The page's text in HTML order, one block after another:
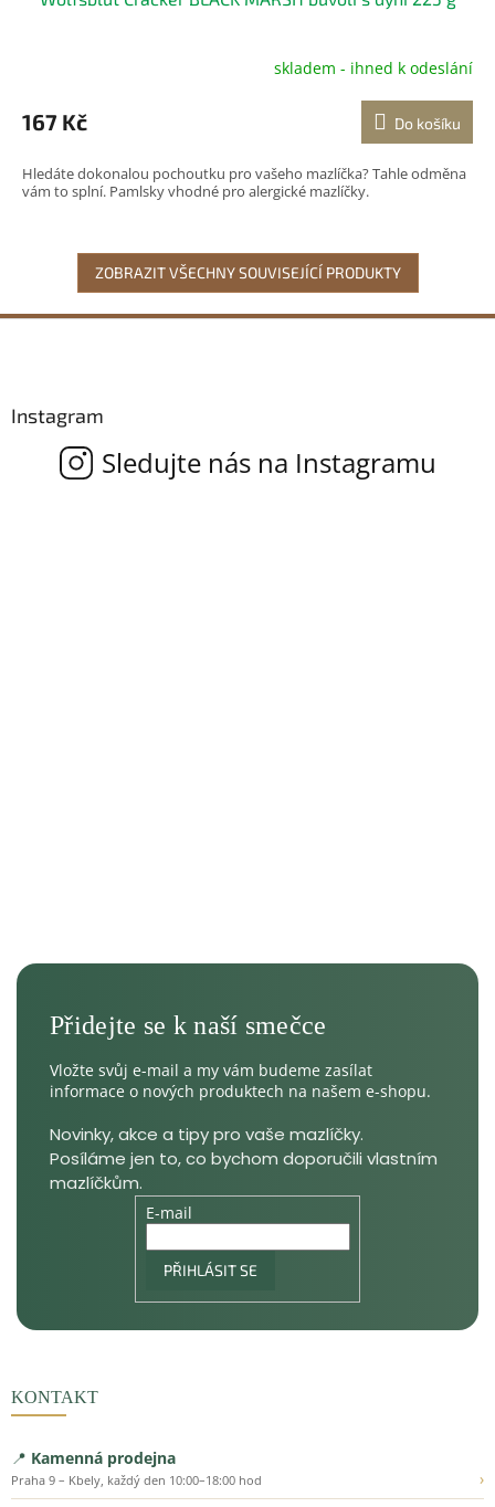
skladem - ihned k odeslání
167 Kč Do košíku
Hledáte dokonalou pochoutku pro vašeho mazlíčka? Tahle odměna
vám to splní. Pamlsky vhodné pro alergické mazlíčky.
ZOBRAZIT VŠECHNY SOUVISEJÍCÍ PRODUKTY
Instagram
Vložte svůj e-mail a my vám budeme zasílat
informace o nových produktech na našem e-shopu.
E-mail
PŘIHLÁSIT SE
KONTAKT
📍 Kamenná prodejna
Praha 9 – Kbely, každý den 10:00–18:00 hod
›